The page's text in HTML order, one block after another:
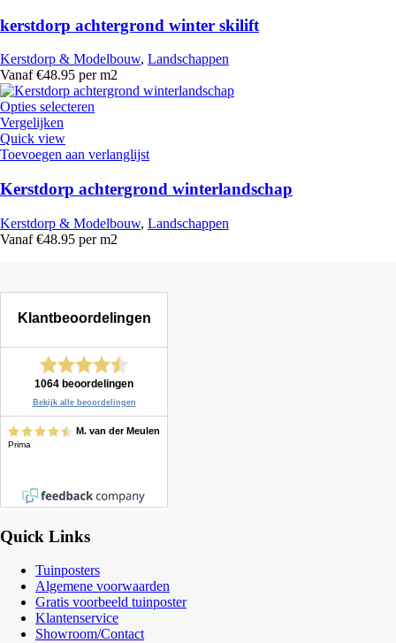
kerstdorp achtergrond winter skilift
Kerstdorp & Modelbouw, Landschappen
Vanaf €48.95 per m2
Opties selecteren
Vergelijken
Quick view
Toevoegen aan verlanglijst
Kerstdorp achtergrond winterlandschap
Kerstdorp & Modelbouw, Landschappen
Vanaf €48.95 per m2
Quick Links
Tuinposters
Algemene voorwaarden
Gratis voorbeeld tuinposter
Klantenservice
Showroom/Contact